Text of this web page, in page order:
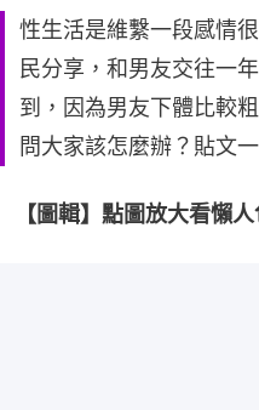
性生活是維繫一段感情
民分享，和男友交往一
到，因為男友下體比較
問大家該怎麼辦？貼文
【圖輯】點圖放大看懶人